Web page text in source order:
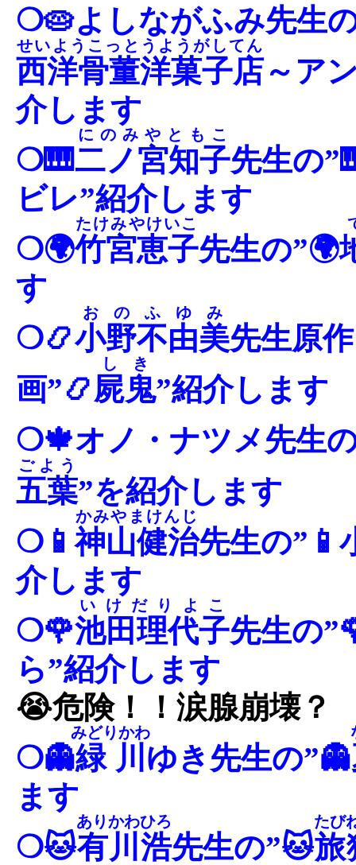
❍🥧よしながふみ先生
西洋骨董洋菓子店
せいようこっとうようがしてん
～ア
介します
❍🎹二ノ宮知子
にのみやともこ
先生の
ビレ”紹介します
❍🌍竹宮恵子
たけみやけいこ
先生の”🌍
す
❍📿小野不由美
おのふゆみ
先生原
画”📿屍鬼
しき
”紹介します
❍🍁オノ・ナツメ先生
五葉
ごよう
”を紹介します
❍📱神山健治
かみやまけんじ
先生の”📱
介します
❍🌹池田理代子
いけだりよこ
先生の
ら”紹介します
😭危険！！涙腺崩壊？
❍👻緑川
みどりかわ
ゆき先生の”👻
ます
❍🐱有川浩
ありかわひろ
先生の”🐱旅
たび